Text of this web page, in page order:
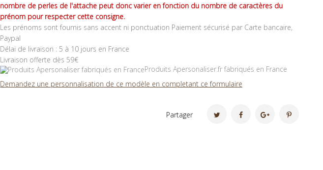
nombre de perles de l'attache peut donc varier en fonction du nombre de caractères du
prénom pour respecter cette consigne.
Les prénoms sont fournis sans accent ni ponctuation Paiement sécurisé par Carte bancaire,
Paypal
Délai de livraison : 5 à 10 jours en France
Livraison offerte dès 59€
Produits Apersonaliser.fr fabriqués en France
Demandez une personnalisation de ce modèle en completant ce formulaire
Partager